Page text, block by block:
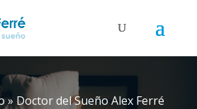
» Doctor del Sueño Alex Ferré